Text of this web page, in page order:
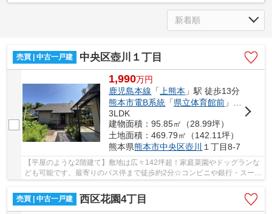
売買 | 中古一戸建 中央区壺川１丁目
1,990万円
鹿児島本線 「上熊本 」駅 徒歩13分
熊本市電B系統 「県立体育館前 」駅 徒歩15分
3LDK
建物面積：95.85㎡（28.99坪）
土地面積：469.79㎡（142.11坪）
熊本県熊本市中央区壺川 １丁目8-7
【平屋のような2階建て】敷地は広々142坪超！家庭菜園やドッグランな
ども可能です。最寄りのバス停まで徒歩約2分☆コンビニや銀行・スーパ
売買 | 中古一戸建
西区花園4丁目